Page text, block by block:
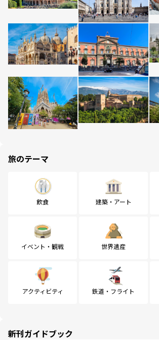
旅のテーマ
飲食 建築・アート
イベント・観戦 世界遺産
アクティビティ 鉄道・フライト
新刊ガイドブック